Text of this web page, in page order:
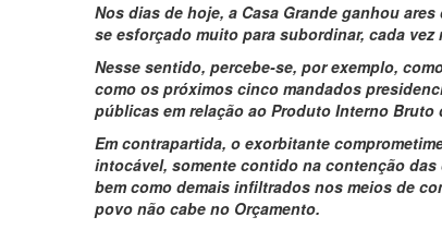
Nos dias de hoje, a Casa Grande ganhou
se esforçado muito para subordinar, cada
Nesse sentido, percebe-se, por exemplo,
como os próximos cinco mandados
públicas em relação ao Produto Interno
Em contrapartida, o exorbitante
intocável, somente contido na contenção
bem como demais infiltrados nos meios de
povo não cabe no Orçamento.